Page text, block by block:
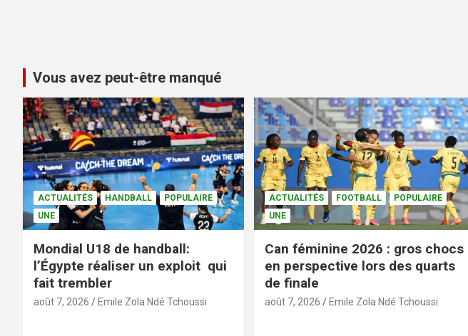
Vous avez peut-être manqué
ACTUALITÉS HANDBALL
POPULAIRE
UNE
Mondial U18 de handball:
l’Égypte réaliser un exploit qui
fait trembler
août 7, 2026 Emile Zola Ndé Tchoussi
ACTUALITÉS FOOTBALL
POPULAIRE
UNE
Can féminine 2026 : gros chocs
en perspective lors des quarts
de finale
août 7, 2026 Emile Zola Ndé Tchoussi